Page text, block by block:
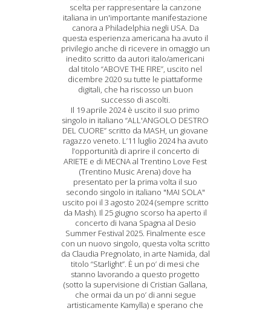
scelta per rappresentare la canzone
italiana in un'importante manifestazione
canora a Philadelphia negli USA. Da
questa esperienza americana ha avuto il
privilegio anche di ricevere in omaggio un
inedito scritto da autori italo/americani
dal titolo “ABOVE THE FIRE”, uscito nel
dicembre 2020 su tutte le piattaforme
digitali, che ha riscosso un buon
successo di ascolti.
Il 19 aprile 2024 è uscito il suo primo
singolo in italiano “ALL'ANGOLO DESTRO
DEL CUORE” scritto da MASH, un giovane
ragazzo veneto. L’11 luglio 2024 ha avuto
l’opportunità di aprire il concerto di
ARIETE e di MECNA al Trentino Love Fest
(Trentino Music Arena) dove ha
presentato per la prima volta il suo
secondo singolo in italiano "MAI SOLA"
uscito poi il 3 agosto 2024 (sempre scritto
da Mash). Il 25 giugno scorso ha aperto il
concerto di Ivana Spagna al Desio
Summer Festival 2025. Finalmente esce
con un nuovo singolo, questa volta scritto
da Claudia Pregnolato, in arte Namida, dal
titolo “Starlight”. È un po’ di mesi che
stanno lavorando a questo progetto
(sotto la supervisione di Cristian Gallana,
che ormai da un po’ di anni segue
artisticamente Kamylla) e sperano che